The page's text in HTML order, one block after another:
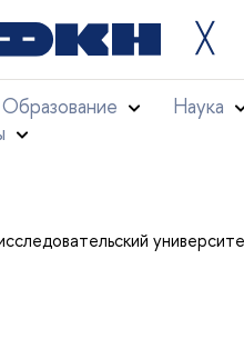
╳
Образование Наука